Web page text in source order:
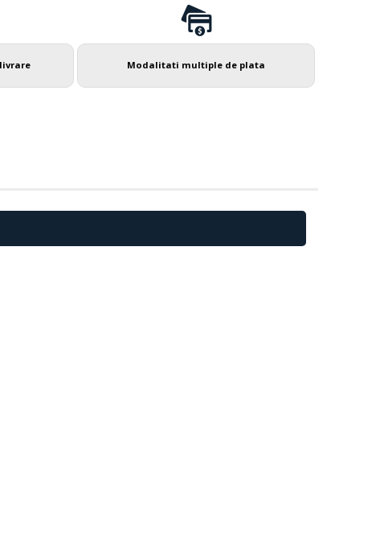
Modalitati multiple de plata